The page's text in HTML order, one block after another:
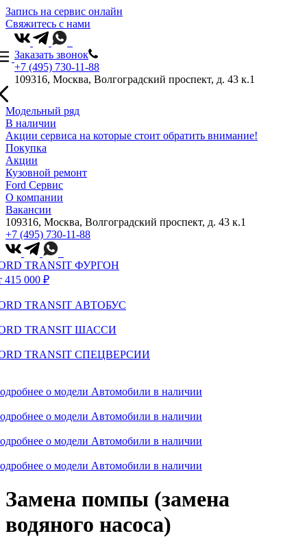
Запись на сервис онлайн
Свяжитесь с нами
Заказать звонок
+7 (495) 730-11-88
109316, Москва, Волгоградский проспект, д. 43 к.1
Модельный ряд
В наличии
Акции сервиса на которые стоит обратить внимание!
Покупка
Акции
Кузовной ремонт
Ford Сервис
О компании
Вакансии
109316, Москва, Волгоградский проспект, д. 43 к.1
+7 (495) 730-11-88
TRANSIT ФУРГОН
415 000 ₽
TRANSIT АВТОБУС
TRANSIT ШАССИ
TRANSIT СПЕЦВЕРСИИ
о модели Автомобили в наличии
о модели Автомобили в наличии
о модели Автомобили в наличии
о модели Автомобили в наличии
Замена помпы (замена
водяного насоса)